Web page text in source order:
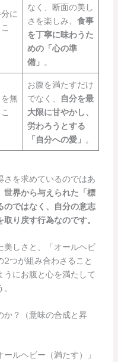
に
なく、断面の美し
さを楽しみ、 食事
を丁寧に味わうた
めの「心の準
備」 。
無
お腹を満たすだけ
でなく、
自分を最
大限に甘やかし、
労わろうとする
「自分への愛」 。
さを求めているのではあ
世界から与えられた「標
のではなく、自分の意志
り戻す行為なのです。
美しさと、「オールヘビ
つが組み合わさること
にお腹と心を満たして
か？（意味の合成と昇
ルヘビー（満たす）」